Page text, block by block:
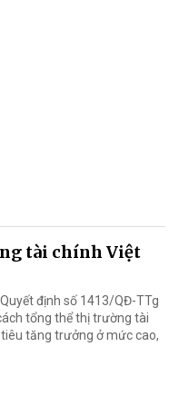
tài chính Việt
định số 1413/QĐ-TTg
tổng thể thị trường tài
tăng trưởng ở mức cao,